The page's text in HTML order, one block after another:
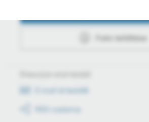
Fotó letöltése
E-mail értesítők
RSS csatorna